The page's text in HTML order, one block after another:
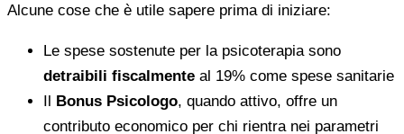
Alcune cose che è utile sapere prima di iniziare:
Le spese sostenute per la psicoterapia sono
detraibili fiscalmente al 19% come spese sanitarie
Il Bonus Psicologo, quando attivo, offre un
contributo economico per chi rientra nei parametri